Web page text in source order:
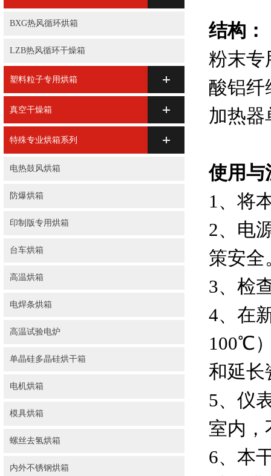
BXG热风循环烘箱
LZB热风循环干燥箱
塑料粒子专用烘箱
真空干燥箱
特殊专业烘箱系列
电热鼓风烘箱
防爆烘箱
印制版专用烘箱
台车烘箱
高温烘箱
电焊条烘箱
高温试验电炉
单晶硅多晶硅烘干箱
电机烘箱
模具烘箱
螺丝去氢烘箱
内外不锈钢烘箱
结构：
粉末专
酸铝纤
加热器
使用与
1、将
2、电
策安全
3、检
4、在
100℃
和延长
5、仪
室内，
6、本